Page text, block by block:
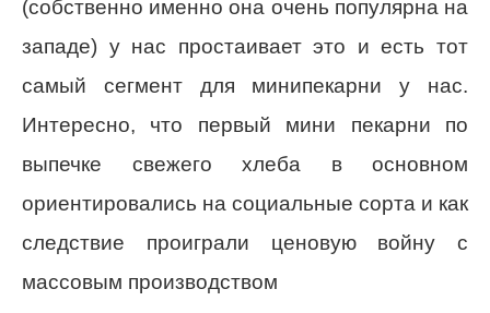
(собственно именно она очень популярна на
западе) у нас простаивает это и есть тот
самый сегмент для минипекарни у нас.
Интересно, что первый мини пекарни по
выпечке свежего хлеба в основном
ориентировались на социальные сорта и как
следствие проиграли ценовую войну с
массовым производством